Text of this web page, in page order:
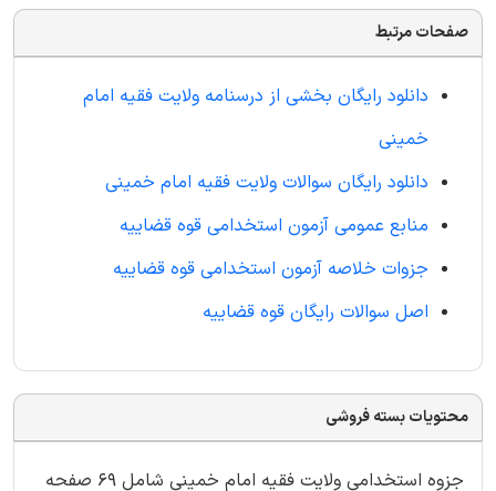
صفحات مرتبط
دانلود رایگان بخشی از درسنامه ولایت فقیه امام
خمینی
دانلود رایگان سوالات ولایت فقیه امام خمینی
منابع عمومی آزمون استخدامی قوه قضاییه
جزوات خلاصه آزمون استخدامی قوه قضاییه
اصل سوالات رایگان قوه قضاییه
محتویات بسته فروشی
جزوه استخدامی ولایت فقیه امام خمینی شامل 69 صفحه